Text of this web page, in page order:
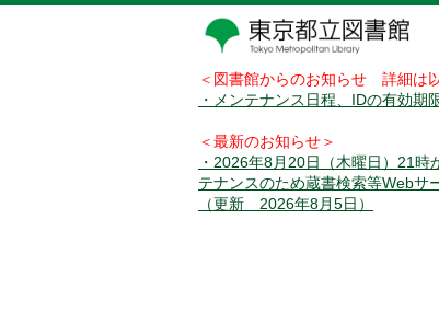
＜図書館からのお知らせ 詳細は
・メンテナンス日程、IDの有効期
＜最新のお知らせ＞
・2026年8月20日（木曜日）21
テナンスのため蔵書検索等Webサ
（更新 2026年8月5日）